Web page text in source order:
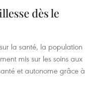
dès le
la santé, la population
mis sur les soins aux
et autonome grâce à